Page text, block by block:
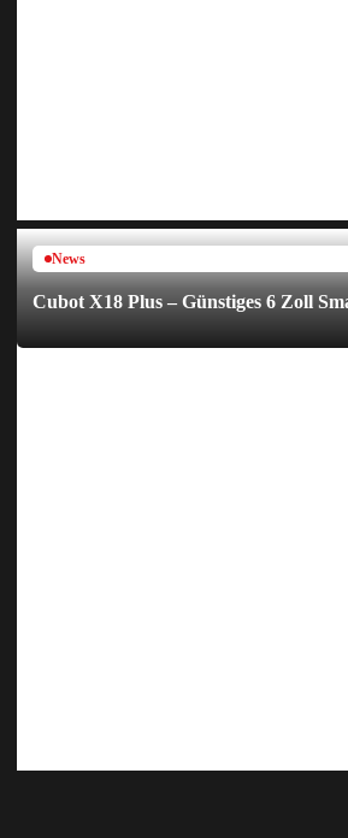
News
Cubot X18 Plus – Günstiges 6 Zoll